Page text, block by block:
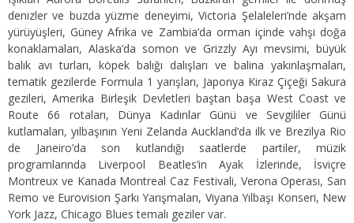
denizler ve buzda yüzme deneyimi, Victoria Şelaleleri’nde akşam
yürüyüşleri, Güney Afrika ve Zambia’da orman içinde vahşi doğa
konaklamaları, Alaska’da somon ve Grizzly Ayı mevsimi, büyük
balık avı turları, köpek balığı dalışları ve balina yakınlaşmaları,
tematik gezilerde Formula 1 yarışları, Japonya Kiraz Çiçeği Sakura
gezileri, Amerika Birleşik Devletleri baştan başa West Coast ve
Route 66 rotaları, Dünya Kadınlar Günü ve Sevgililer Günü
kutlamaları, yılbaşının Yeni Zelanda Auckland’da ilk ve Brezilya Rio
de Janeiro’da son kutlandığı saatlerde partiler, müzik
programlarında Liverpool Beatles’in Ayak İzlerinde, İsviçre
Montreux ve Kanada Montreal Caz Festivali, Verona Operası, San
Remo ve Eurovision Şarkı Yarışmaları, Viyana Yılbaşı Konseri, New
York Jazz, Chicago Blues temalı geziler var.